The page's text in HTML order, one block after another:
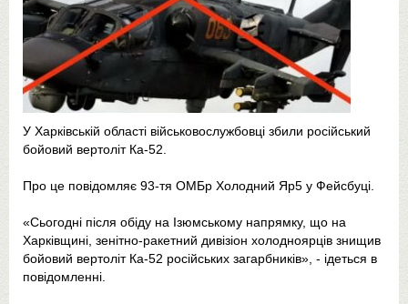
У Харківській області військовослужбовці збили російський
бойовий вертоліт Ка-52.
Про це повідомляє 93-тя ОМБр Холодний Яр5 у Фейсбуці.
«Сьогодні після обіду на Ізюмському напрямку, що на
Харківщині, зенітно-ракетний дивізіон холодноярців знищив
бойовий вертоліт Ка-52 російських загарбників», - ідеться в
повідомленні.